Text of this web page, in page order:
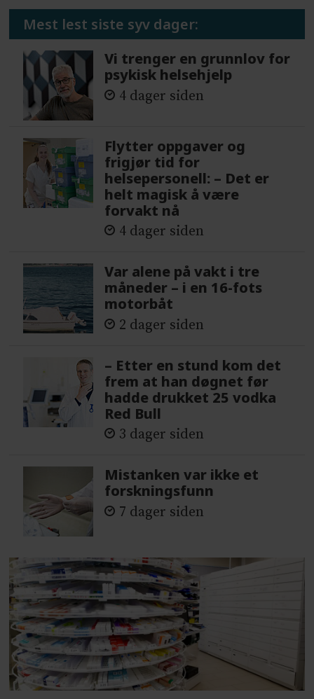
Mest lest siste syv dager:
Vi trenger en grunnlov for
psykisk helsehjelp
4 dager siden
Flytter oppgaver og
frigjør tid for
helsepersonell: – Det er
helt magisk å være
forvakt nå
4 dager siden
Var alene på vakt i tre
måneder – i en 16-fots
motorbåt
2 dager siden
– Etter en stund kom det
frem at han døgnet før
hadde drukket 25 vodka
Red Bull
3 dager siden
Mistanken var ikke et
forskningsfunn
7 dager siden